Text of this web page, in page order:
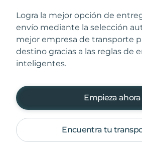
Logra la mejor opción de
envío mediante la selección
mejor empresa de transporte
destino gracias a las reglas de
inteligentes.
Empieza ahora
Encuentra tu